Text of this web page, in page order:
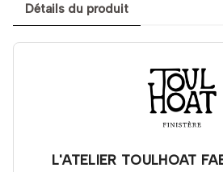
Détails du produit
L'ATELIER TOULHOAT